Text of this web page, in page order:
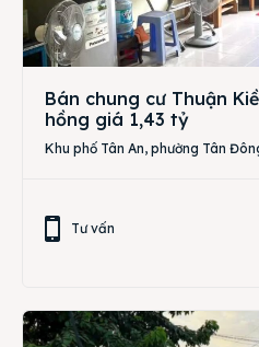
Bán chung cư Thuận
hồng giá 1,43 tỷ
Khu phố Tân An, phường Tân
Tư vấn